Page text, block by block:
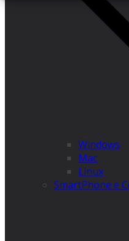
Windows
Mac
Linux
SmartPhone e